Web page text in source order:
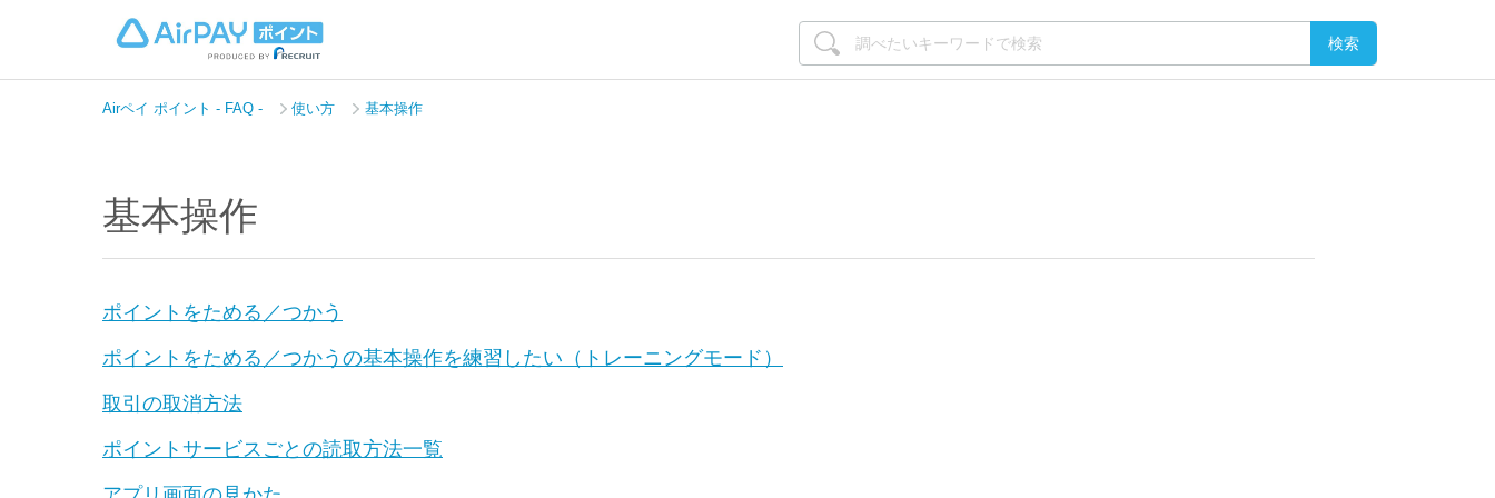
Airペイ ポイント - FAQ - 使い方 基本操作
基本操作
ポイントをためる／つかう
ポイントをためる／つかうの基本操作を練習したい（トレーニングモード）
取引の取消方法
ポイントサービスごとの読取方法一覧